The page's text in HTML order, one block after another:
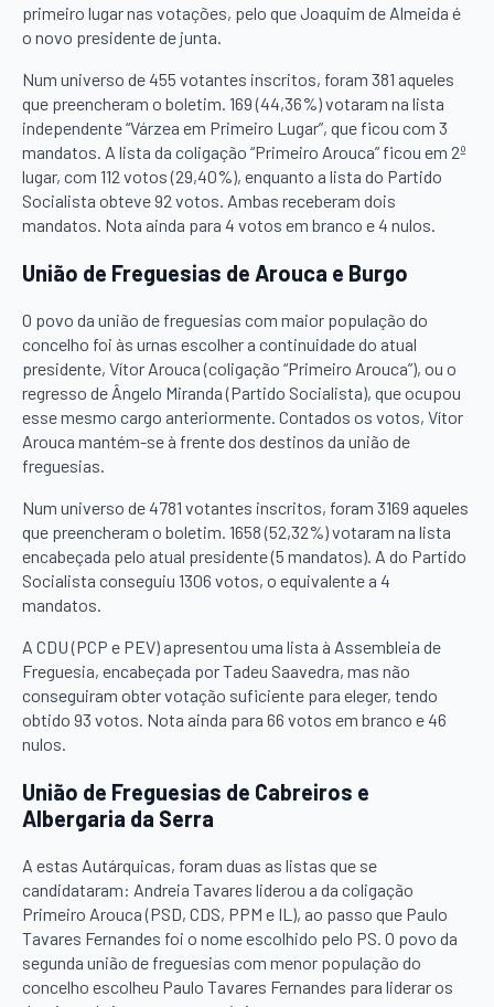
primeiro lugar nas votações, pelo que Joaquim de Almeida é
o novo presidente de junta.
Num universo de 455 votantes inscritos, foram 381 aqueles
que preencheram o boletim. 169 (44,36%) votaram na lista
independente “Várzea em Primeiro Lugar”, que ficou com 3
mandatos. A lista da coligação “Primeiro Arouca” ficou em 2º
lugar, com 112 votos (29,40%), enquanto a lista do Partido
Socialista obteve 92 votos. Ambas receberam dois
mandatos. Nota ainda para 4 votos em branco e 4 nulos.
União de Freguesias de Arouca e Burgo
O povo da união de freguesias com maior população do
concelho foi às urnas escolher a continuidade do atual
presidente, Vítor Arouca (coligação “Primeiro Arouca”), ou o
regresso de Ângelo Miranda (Partido Socialista), que ocupou
esse mesmo cargo anteriormente. Contados os votos, Vítor
Arouca mantém-se à frente dos destinos da união de
freguesias.
Num universo de 4781 votantes inscritos, foram 3169 aqueles
que preencheram o boletim. 1658 (52,32%) votaram na lista
encabeçada pelo atual presidente (5 mandatos). A do Partido
Socialista conseguiu 1306 votos, o equivalente a 4
mandatos.
A CDU (PCP e PEV) apresentou uma lista à Assembleia de
Freguesia, encabeçada por Tadeu Saavedra, mas não
conseguiram obter votação suficiente para eleger, tendo
obtido 93 votos. Nota ainda para 66 votos em branco e 46
nulos.
União de Freguesias de Cabreiros e
Albergaria da Serra
A estas Autárquicas, foram duas as listas que se
candidataram: Andreia Tavares liderou a da coligação
Primeiro Arouca (PSD, CDS, PPM e IL), ao passo que Paulo
Tavares Fernandes foi o nome escolhido pelo PS. O povo da
segunda união de freguesias com menor população do
concelho escolheu Paulo Tavares Fernandes para liderar os